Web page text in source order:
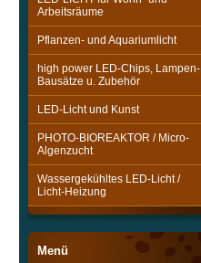
Arbeitsräume
Pflanzen- und Aquariumlicht
high power LED-Chips, Lampen-
Bausätze u. Zubehör
LED-Licht und Kunst
PHOTO-BIOREAKTOR / Micro-
Algenzucht
Wassergekühltes LED-Licht /
Licht-Heizung
Menü